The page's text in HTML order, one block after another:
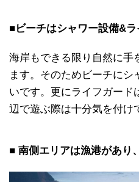
■ビーチはシャワー設備&
海岸もできる限り自然に手
ます。そのためビーチにシ
いです。更にライフガード
辺で遊ぶ際は十分気を付け
■ 南側エリアは漁港があり